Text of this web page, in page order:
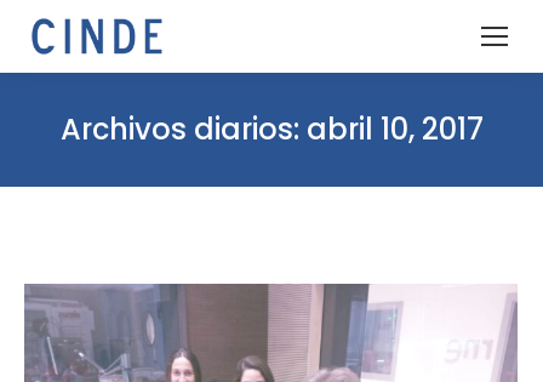
Archivos diarios: abril 10, 2017